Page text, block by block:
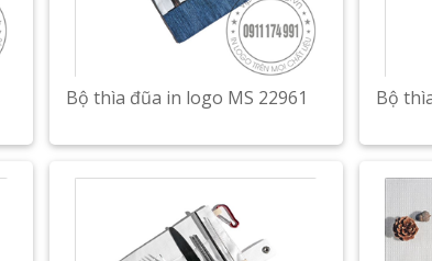
Bộ thìa đũa in logo MS 22961 Bộ